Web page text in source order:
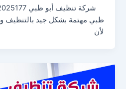
ظبي مهتمة بشكل جيد بالتنظيف
لأن